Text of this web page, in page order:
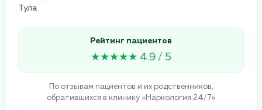
Тула
Рейтинг пациентов
★★★★★ 4.9 / 5
По отзывам пациентов и их родственников,
обратившихся в клинику «Наркология 24/7»